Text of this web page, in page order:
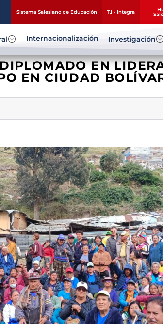
Sistema Salesiano de Educación T.I - Integra
Internacionalización Investigación
EN
EN CIUDAD